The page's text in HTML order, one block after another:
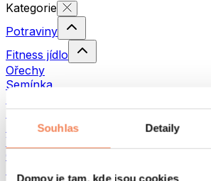
Souhlas Detaily
Domov je tam, kde jsou cookies
Kategorie
Potraviny
Fitness jídlo
Ořechy
Semínka
Ryby
Hotová jídla
Vajíčka
Chléb a pečivo